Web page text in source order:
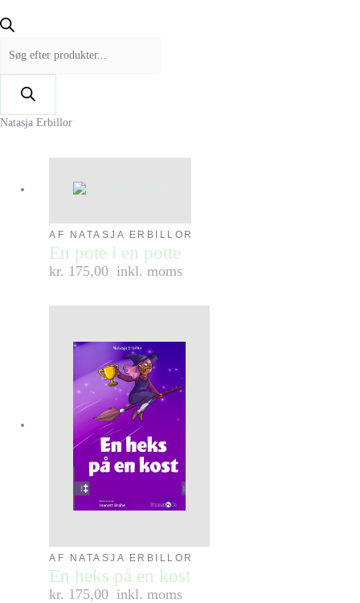
Natasja Erbillor
AF NATASJA ERBILLOR
En pote i en potte
kr. 175,00 inkl. moms
AF NATASJA ERBILLOR
En heks på en kost
kr. 175,00 inkl. moms